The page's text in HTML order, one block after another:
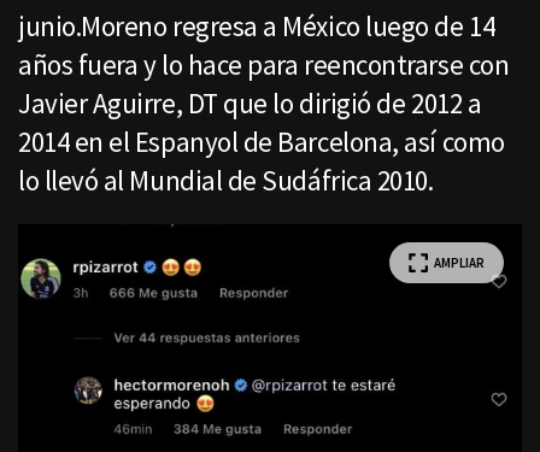
junio.Moreno regresa a México luego de 14
años fuera y lo hace para reencontrarse con
Javier Aguirre, DT que lo dirigió de 2012 a
2014 en el Espanyol de Barcelona, así como
lo llevó al Mundial de Sudáfrica 2010.
AMPLIAR